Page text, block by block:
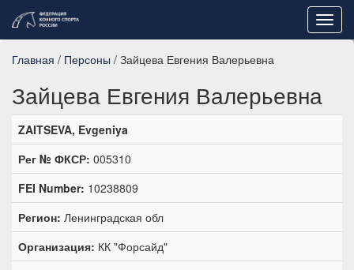
Главная / Персоны / Зайцева Евгения Валерьевна
Зайцева Евгения Валерьевна
ZAITSEVA, Evgeniya
Рег № ФКСР: 005310
FEI Number: 10238809
Регион: Ленинградская обл
Организация: КК "Форсайд"